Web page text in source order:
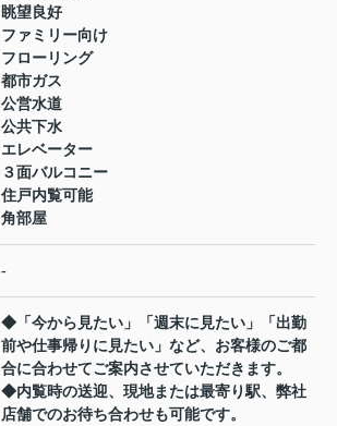
眺望良好
ファミリー向け
フローリング
都市ガス
公営水道
公共下水
エレベーター
３面バルコニー
住戸内覧可能
角部屋
-
◆「今から見たい」「週末に見たい」「出勤
前や仕事帰りに見たい」など、お客様のご都
合に合わせてご案内させていただきます。
◆内覧時の送迎、現地または最寄り駅、弊社
店舗でのお待ち合わせも可能です。